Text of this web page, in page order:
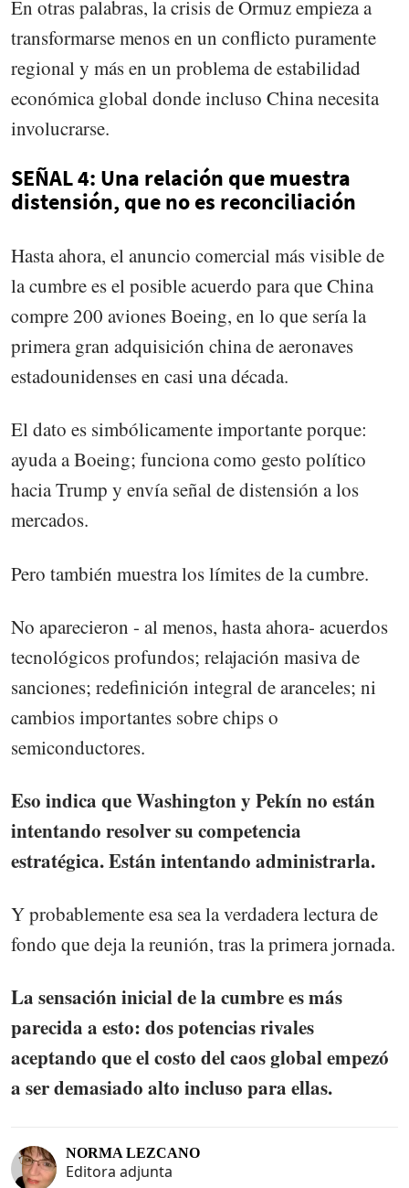
En otras palabras, la crisis de Ormuz empieza a
transformarse menos en un conflicto puramente
regional y más en un problema de estabilidad
económica global donde incluso China necesita
involucrarse.
SEÑAL 4: Una relación que muestra
distensión, que no es reconciliación
Hasta ahora, el anuncio comercial más visible de
la cumbre es el posible acuerdo para que China
compre 200 aviones Boeing, en lo que sería la
primera gran adquisición china de aeronaves
estadounidenses en casi una década.
El dato es simbólicamente importante porque:
ayuda a Boeing; funciona como gesto político
hacia Trump y envía señal de distensión a los
mercados.
Pero también muestra los límites de la cumbre.
No aparecieron - al menos, hasta ahora- acuerdos
tecnológicos profundos; relajación masiva de
sanciones; redefinición integral de aranceles; ni
cambios importantes sobre chips o
semiconductores.
Eso indica que Washington y Pekín no están
intentando resolver su competencia
estratégica. Están intentando administrarla.
Y probablemente esa sea la verdadera lectura de
fondo que deja la reunión, tras la primera jornada.
La sensación inicial de la cumbre es más
parecida a esto: dos potencias rivales
aceptando que el costo del caos global empezó
a ser demasiado alto incluso para ellas.
NORMA LEZCANO
Editora adjunta